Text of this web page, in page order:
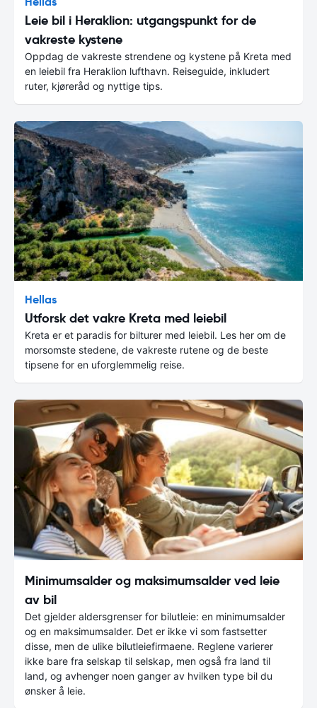
Leie bil i Heraklion: utgangspunkt for de
vakreste kystene
Oppdag de vakreste strendene og kystene på Kreta med
en leiebil fra Heraklion lufthavn. Reiseguide, inkludert
ruter, kjøreråd og nyttige tips.
Hellas
Utforsk det vakre Kreta med leiebil
Kreta er et paradis for bilturer med leiebil. Les her om de
morsomste stedene, de vakreste rutene og de beste
tipsene for en uforglemmelig reise.
Minimumsalder og maksimumsalder ved leie
av bil
Det gjelder aldersgrenser for bilutleie: en minimumsalder
og en maksimumsalder. Det er ikke vi som fastsetter
disse, men de ulike bilutleiefirmaene. Reglene varierer
ikke bare fra selskap til selskap, men også fra land til
land, og avhenger noen ganger av hvilken type bil du
ønsker å leie.